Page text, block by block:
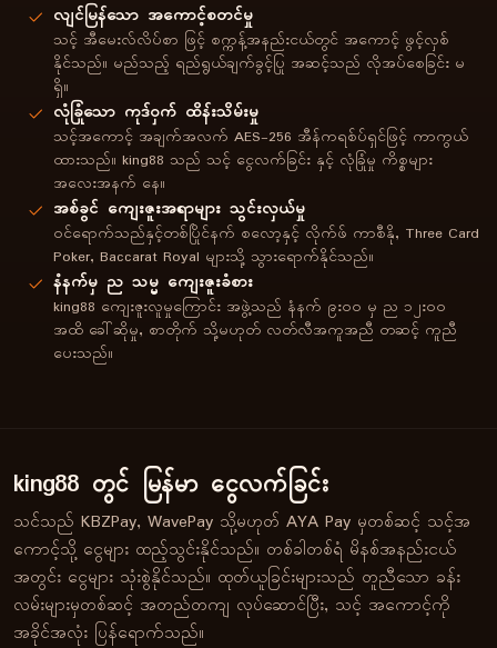
လျင်မြန်သော အကောင့်စတင်မှု
သင့် အီမေးလ်လိပ်စာ ဖြင့် စက္ကန့်အနည်းငယ်တွင် အကောင့် ဖွင့်လှစ်
နိုင်သည်။ မည်သည့် ရည်ရွယ်ချက်ခွင့်ပြု အဆင့်သည် လိုအပ်စေခြင်း မ
ရှိ။
လုံခြုံသော ကုဒ်ဝှက် ထိန်းသိမ်းမှု
သင့်အကောင့် အချက်အလက် AES-256 အီန်ကရစ်ပ်ရှင်ဖြင့် ကာကွယ်
ထားသည်။ king88 သည် သင့် ငွေလက်ခြင်း နှင့် လုံခြုံမှု ကိစ္စများ
အလေးအနက် နေ။
အစ်ခွင် ကျေးဇူးအရာများ သွင်းလှယ်မှု
ဝင်ရောက်သည်နှင့်တစ်ပြိုင်နက် စလော့နှင့် လိုက်ဖ် ကာစီနို, Three Card
Poker, Baccarat Royal များသို့ သွားရောက်နိုင်သည်။
နံနက်မှ ည သမ္မ ကျေးဇူးခံစား
king88 ကျေးဇူးလူမှုကြောင်း အဖွဲ့သည် နံနက် ၉း၀၀ မှ ည ၁၂း၀၀
အထိ ခေါ်ဆိုမှု, စာတိုက် သို့မဟုတ် လတ်လီအကူအညီ တဆင့် ကူညီ
ပေးသည်။
king88 တွင် မြန်မာ ငွေလက်ခြင်း
သင်သည် KBZPay, WavePay သို့မဟုတ် AYA Pay မှတစ်ဆင့် သင့်အ
ကောင့်သို့ ငွေများ ထည့်သွင်းနိုင်သည်။ တစ်ခါတစ်ရံ မိနစ်အနည်းငယ်
အတွင်း ငွေများ သုံးစွဲနိုင်သည်။ ထုတ်ယူခြင်းများသည် တူညီသော ခန်း
လမ်းများမှတစ်ဆင့် အတည်တကျ လုပ်ဆောင်ပြီး, သင့် အကောင့်ကို
အခိုင်အလုံး ပြန်ရောက်သည်။